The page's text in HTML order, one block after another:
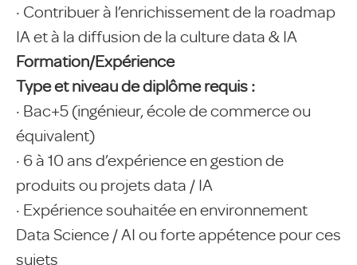
· Contribuer à l’enrichissement de la roadmap
IA et à la diffusion de la culture data & IA
Formation/Expérience
Type et niveau de diplôme requis :
· Bac+5 (ingénieur, école de commerce ou
équivalent)
· 6 à 10 ans d’expérience en gestion de
produits ou projets data / IA
· Expérience souhaitée en environnement
Data Science / AI ou forte appétence pour ces
sujets